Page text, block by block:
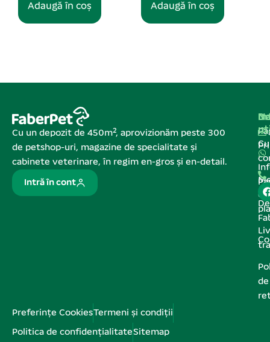
Adaugă în coș
Cu un depozit de 450m², aprovizionăm peste 300
de petshop-uri, magazine de specialitate și
cabinete veterinare, în regim en-gros și en-detail.
Intră în cont
de
de
Preferințe CookiesTermeni și condiții
Politica de confidențialitateSitemap